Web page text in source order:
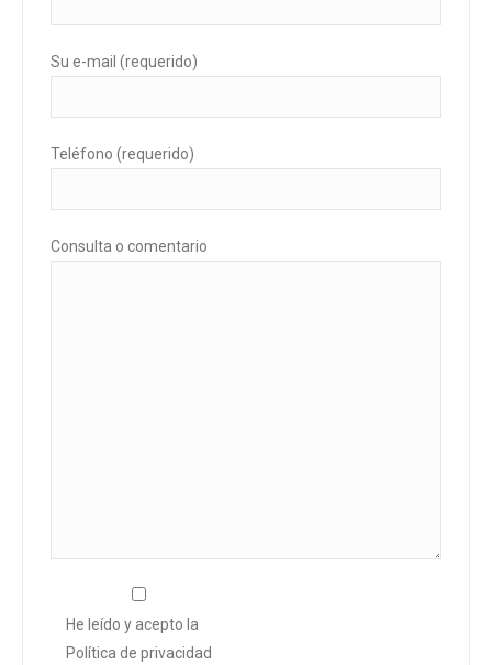
Su e-mail (requerido)
Teléfono (requerido)
Consulta o comentario
He leído y acepto la
Política de privacidad